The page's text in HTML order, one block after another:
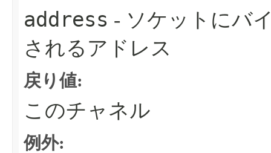
address - ソケットにバ
されるアドレス
戻り値:
このチャネル
例外: